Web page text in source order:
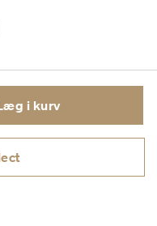
i kurv